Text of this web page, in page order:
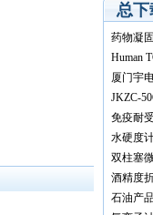
总下
药物凝
Human
厦门宇
JKZC-
免疫耐
水硬度
双柱塞
1L10 使
酒精度
石油产